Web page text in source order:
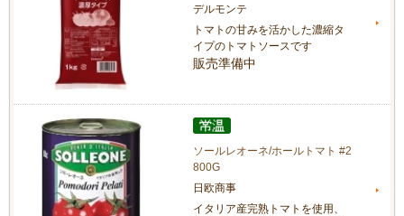
デルモンテ
トマトの甘みを活かした濃縮タ
イプのトマトソースです
販売準備中
ソールレオーネ/ホールトマト #2
800G
日欧商事
イタリア産完熟トマトを使用、